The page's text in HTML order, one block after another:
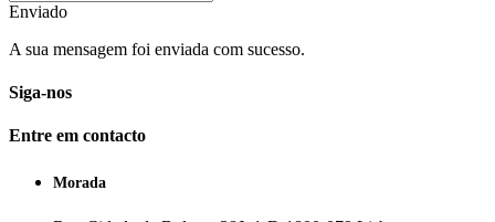
Enviado
A sua mensagem foi enviada com sucesso.
Siga-nos
Entre em contacto
Morada